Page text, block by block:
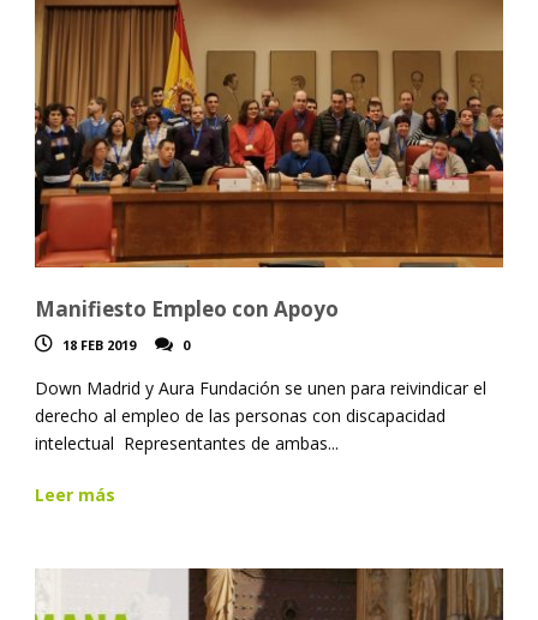
Manifiesto Empleo con Apoyo
18 FEB 2019 0
Down Madrid y Aura Fundación se unen para reivindicar el
derecho al empleo de las personas con discapacidad
intelectual Representantes de ambas...
Leer más